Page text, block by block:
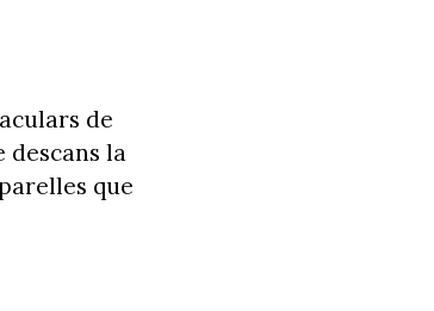
de
descans la
que